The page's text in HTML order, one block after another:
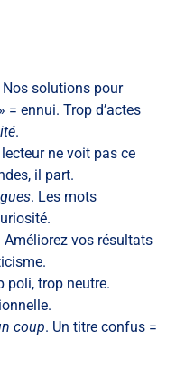
Nos solutions pour
= ennui. Trop d’actes
.
lecteur ne voit pas ce
il part.
. Les mots
Améliorez vos résultats
poli, trop neutre.
coup. Un titre confus =